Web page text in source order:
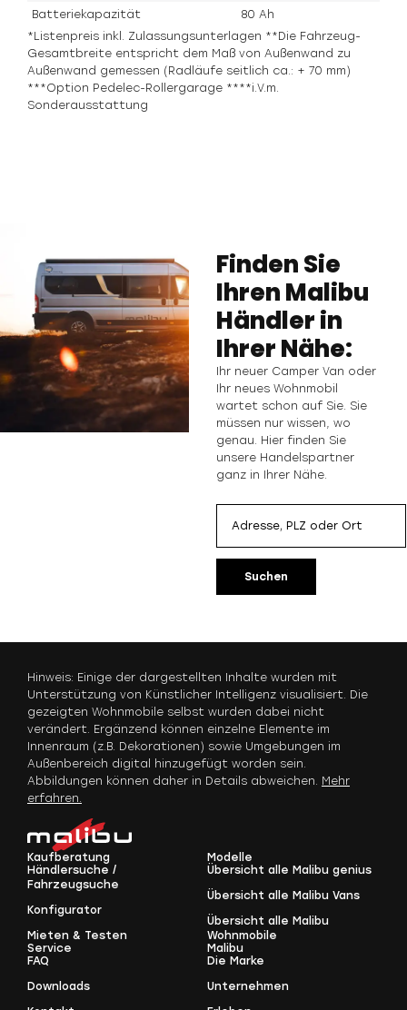
Batteriekapazität
80 Ah
*Listenpreis inkl. Zulassungsunterlagen **Die Fahrzeug-
Gesamtbreite entspricht dem Maß von Außenwand zu
Außenwand gemessen (Radläufe seitlich ca.: + 70 mm)
***Option Pedelec-Rollergarage ****i.V.m.
Sonderausstattung
Finden Sie
Ihren Malibu
Händler in
Ihrer Nähe:
Ihr neuer Camper Van oder
Ihr neues Wohnmobil
wartet schon auf Sie. Sie
müssen nur wissen, wo
genau. Hier finden Sie
unsere Handelspartner
ganz in Ihrer Nähe.
Suchen
Hinweis: Einige der dargestellten Inhalte wurden mit
Unterstützung von Künstlicher Intelligenz visualisiert. Die
gezeigten Wohnmobile selbst wurden dabei nicht
verändert. Ergänzend können einzelne Elemente im
Innenraum (z.B. Dekorationen) sowie Umgebungen im
Außenbereich digital hinzugefügt worden sein.
Abbildungen können daher in Details abweichen. Mehr
erfahren.
Kaufberatung
Händlersuche /
Fahrzeugsuche
Konfigurator
Mieten & Testen
Modelle
Übersicht alle Malibu genius
Übersicht alle Malibu Vans
Übersicht alle Malibu
Wohnmobile
Service
FAQ
Downloads
Malibu
Die Marke
Unternehmen